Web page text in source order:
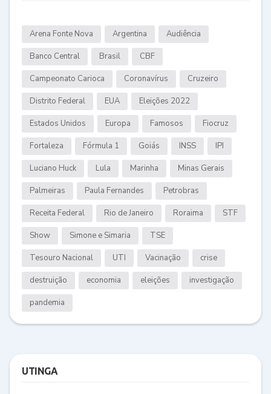
Arena Fonte Nova Argentina Audiência
Banco Central Brasil CBF
Campeonato Carioca Coronavírus Cruzeiro
Distrito Federal EUA Eleições 2022
Estados Unidos Europa Famosos Fiocruz
Fortaleza Fórmula 1 Goiás INSS IPI
Luciano Huck Lula Marinha Minas Gerais
Palmeiras Paula Fernandes Petrobras
Receita Federal Rio de Janeiro Roraima STF
Show Simone e Simaria TSE
Tesouro Nacional UTI Vacinação crise
destruição economia eleições investigação
pandemia
UTINGA